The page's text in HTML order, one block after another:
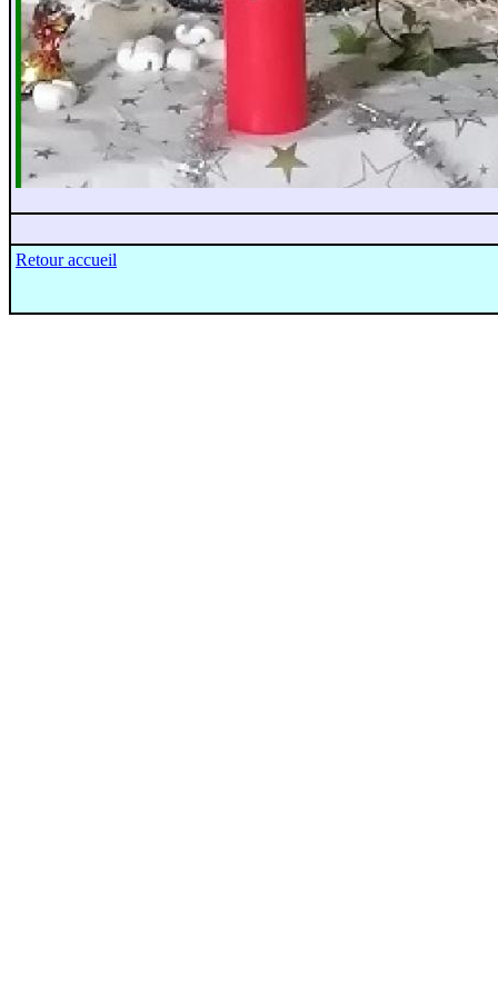
Retour accueil